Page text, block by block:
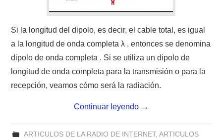
MIEMBROS ORIGINALES
MODOS DIGITALES
NUESTRAS ACTIVIDADES !
Si la longitud del dipolo, es decir, el cable total, es igual
a la longitud de onda completa λ , entonces se denomina
dipolo de onda completa . Si se utiliza un dipolo de
longitud de onda completa para la transmisión o para la
recepción, veamos cómo será la radiación.
Continuar leyendo →
ARTICULOS DE LA RADIO DE INTERNET, ARTICULOS